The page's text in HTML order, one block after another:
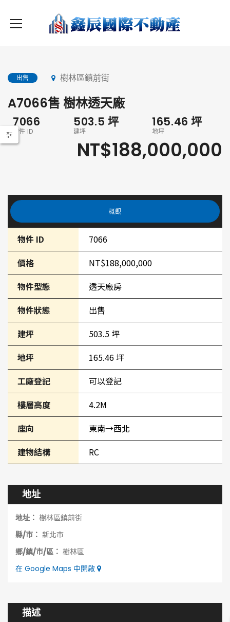
出售 樹林區鎮前街
A7066售 樹林透天廠
7066
物件 ID
503.5 坪
建坪
165.46坪
地坪
NT$188,000,000
描述
地址
地址： 樹林區鎮前街
縣/市： 新北市
鄉/鎮/市/區： 樹林區
在 Google Maps 中開啟
概觀
物件 ID
7066
價格
NT$188,000,000
物件型態
透天廠房
物件狀態
出售
建坪
503.5 坪
地坪
165.46 坪
工廠登記
可以登記
樓層高度
4.2M
座向
東南→西北
建物結構
RC